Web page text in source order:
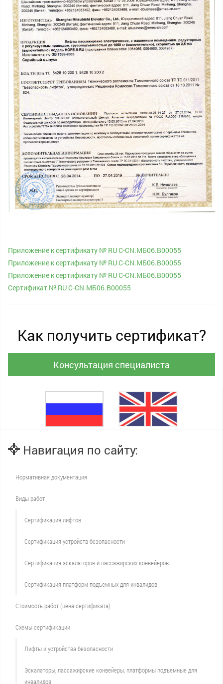
Приложение к сертификату № RU С-CN.МБ06.В00055
Приложение к сертификату № RU С-CN.МБ06.В00055
Приложение к сертификату № RU С-CN.МБ06.В00055
Сертификат № RU С-CN.МБ06.В00055
Как получить сертификат?
Консультация специалиста
Навигация по сайту:
Нормативная документация
Виды работ
Сертификация лифтов
Сертификация устройств безопасности
Сертификация эскалаторов и пассажирских конвейеров
Сертификация платформ подъемных для инвалидов
Стоимость работ (цена сертификата)
Схемы сертификации
Лифты и устройства безопасности
Эскалаторы, пассажирские конвейеры, платформы подъемные для
инвалидов